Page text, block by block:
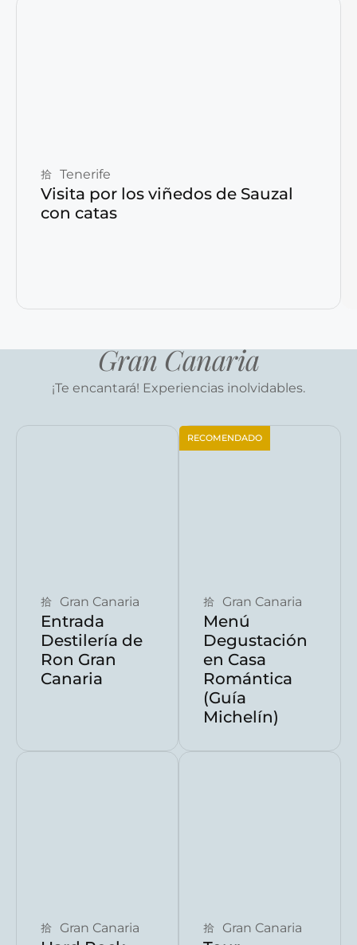
Tenerife
Visita por los viñedos de Sauzal
con catas
Gran Canaria
¡Te encantará! Experiencias inolvidables.
Gran Canaria
Entrada
Destilería de
Ron Gran
Canaria
RECOMENDADO
Gran Canaria
Menú
Degustación
en Casa
Romántica
(Guía
Michelín)
Gran Canaria Gran Canaria